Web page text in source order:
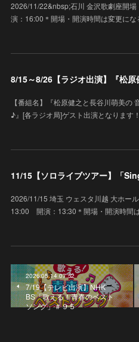
2026/11/22&nbsp;石川 金沢歌劇座開
演：16:00＊開場・開演時間は変更に
【番組名】『松原健之と長谷川萌美の
♪』[各ラジオ局]ゲスト出演となります
2026/11/15 埼玉 ウェスタ川越 大ホール
13:00 開演：13:30＊開場・開演時間
2026.05.14 07:52
7/19【テレビ出演】NHK
BS「歌える！青春のベスト
ソング」＃９５